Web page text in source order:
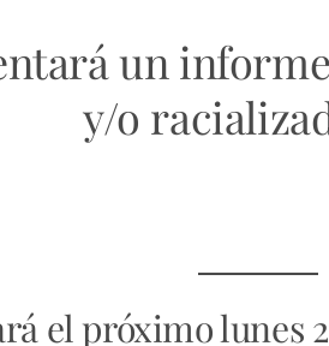
un
y/o
el próximo lunes